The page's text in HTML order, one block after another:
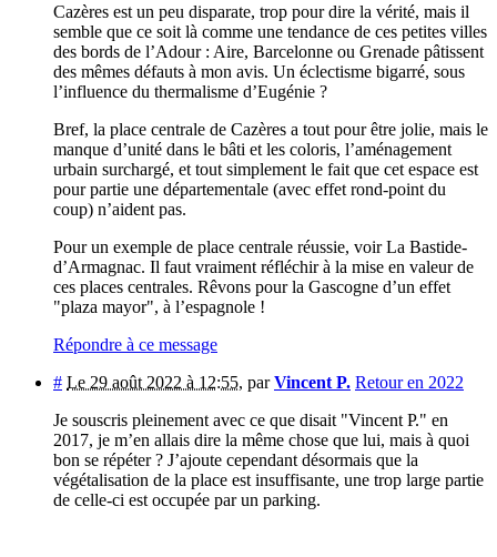
Cazères est un peu disparate, trop pour dire la vérité, mais il
semble que ce soit là comme une tendance de ces petites villes
des bords de l’Adour : Aire, Barcelonne ou Grenade pâtissent
des mêmes défauts à mon avis. Un éclectisme bigarré, sous
l’influence du thermalisme d’Eugénie ?
Bref, la place centrale de Cazères a tout pour être jolie, mais le
manque d’unité dans le bâti et les coloris, l’aménagement
urbain surchargé, et tout simplement le fait que cet espace est
pour partie une départementale (avec effet rond-point du
coup) n’aident pas.
Pour un exemple de place centrale réussie, voir La Bastide-
d’Armagnac. Il faut vraiment réfléchir à la mise en valeur de
ces places centrales. Rêvons pour la Gascogne d’un effet
"plaza mayor", à l’espagnole !
Répondre à ce message
# Le 29 août 2022 à 12:55, parVincent P. Retour en 2022
Je souscris pleinement avec ce que disait "Vincent P." en
2017, je m’en allais dire la même chose que lui, mais à quoi
bon se répéter ? J’ajoute cependant désormais que la
végétalisation de la place est insuffisante, une trop large partie
de celle-ci est occupée par un parking.